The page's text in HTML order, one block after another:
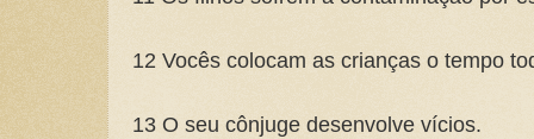
12 Vocês colocam as crianças o tempo
13 O seu cônjuge desenvolve vícios.